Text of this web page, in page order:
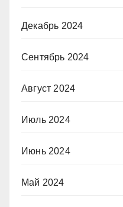
Декабрь 2024
Сентябрь 2024
Август 2024
Июль 2024
Июнь 2024
Май 2024